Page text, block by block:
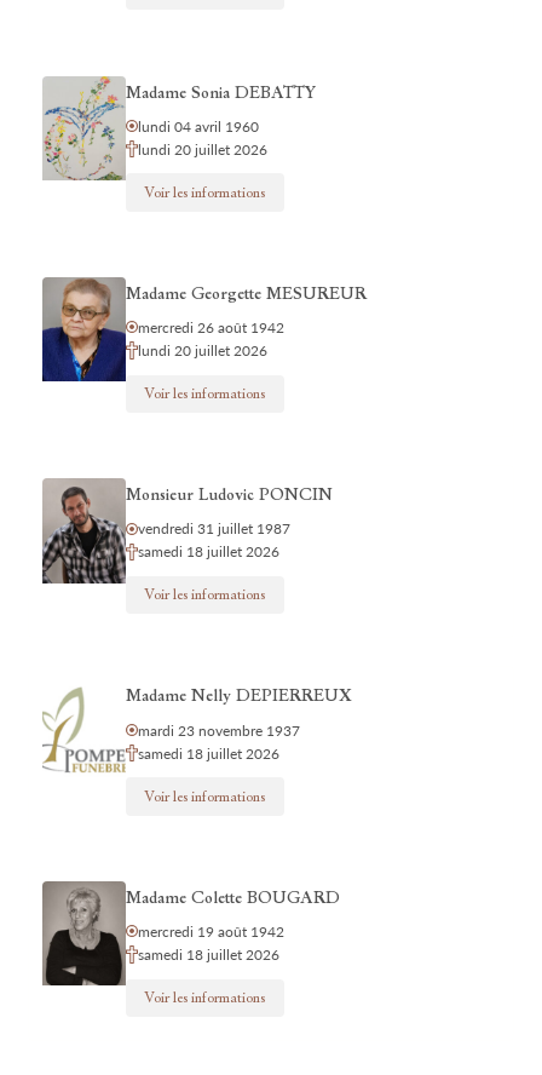
Madame Sonia DEBATTY
lundi 04 avril 1960
lundi 20 juillet 2026
Voir les informations
Madame Georgette MESUREUR
mercredi 26 août 1942
lundi 20 juillet 2026
Voir les informations
Monsieur Ludovic PONCIN
vendredi 31 juillet 1987
samedi 18 juillet 2026
Voir les informations
Madame Nelly DEPIERREUX
mardi 23 novembre 1937
samedi 18 juillet 2026
Voir les informations
Madame Colette BOUGARD
mercredi 19 août 1942
samedi 18 juillet 2026
Voir les informations